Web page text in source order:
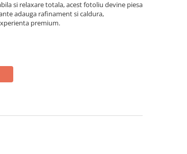
si relaxare totala, acest fotoliu devine piesa
adauga rafinament si caldura,
premium.